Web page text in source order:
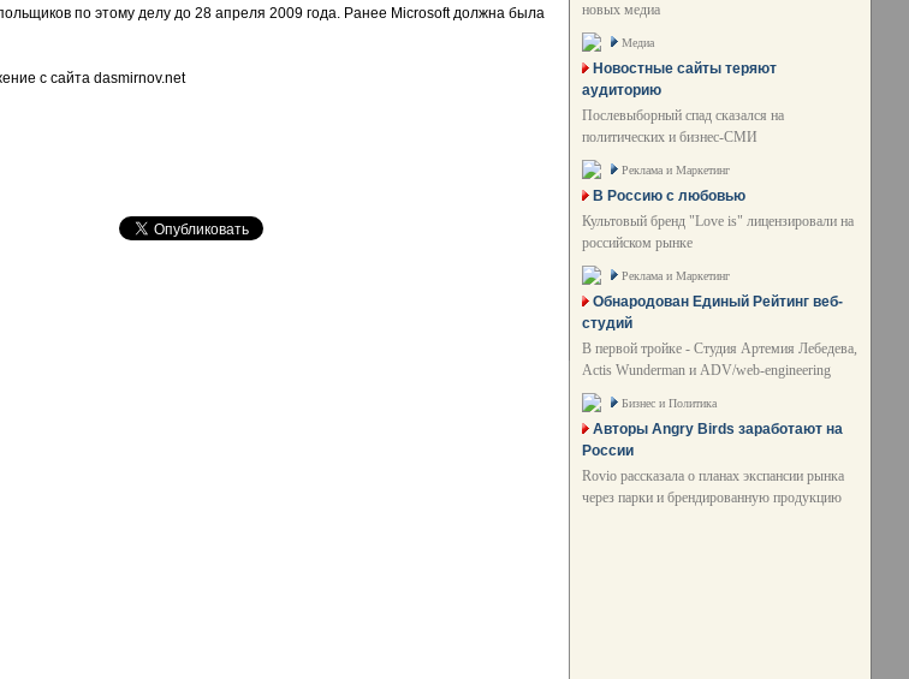
по этому делу до 28 апреля 2009 года. Ранее Microsoft должна была
новых медиа
Медиа
Новостные сайты теряют
аудиторию
Послевыборный спад сказался на
политических и бизнес-СМИ
Реклама и Маркетинг
В Россию с любовью
Культовый бренд "Love is" лицензировали на
российском рынке
Реклама и Маркетинг
Обнародован Единый Рейтинг веб-
студий
В первой тройке - Студия Артемия Лебедева,
Actis Wunderman и ADV/web-engineering
Бизнес и Политика
Авторы Angry Birds заработают на
России
Rovio рассказала о планах экспансии рынка
через парки и брендированную продукцию